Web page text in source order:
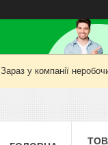
Зараз у компанії